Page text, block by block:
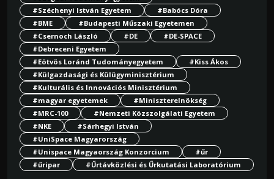
#Széchenyi István Egyetem
#Babócs Dóra
#BME
#Budapesti Műszaki Egyetemen
#Csernoch László
#DE
#DE-SPACE
#Debreceni Egyetem
#Eötvös Loránd Tudományegyetem
#Kiss Ákos
#Külgazdasági és Külügyminisztérium
#Kulturális és Innovációs Minisztérium
#magyar egyetemek
#Miniszterelnökség
#MRC-100
#Nemzeti Közszolgálati Egyetem
#NKE
#Sárhegyi István
#UniSpace Magyarország
#Unispace Magyaország Konzorcium
#űr
#űripar
#Űrtávközlési és Űrkutatási Laboratórium